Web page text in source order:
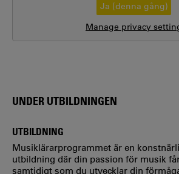
Ja (denna gång)
Manage privacy
UNDER UTBILDNINGEN
UTBILDNING
Musiklärarprogrammet är en
utbildning där din passion för musik
samtidigt som du utvecklar din